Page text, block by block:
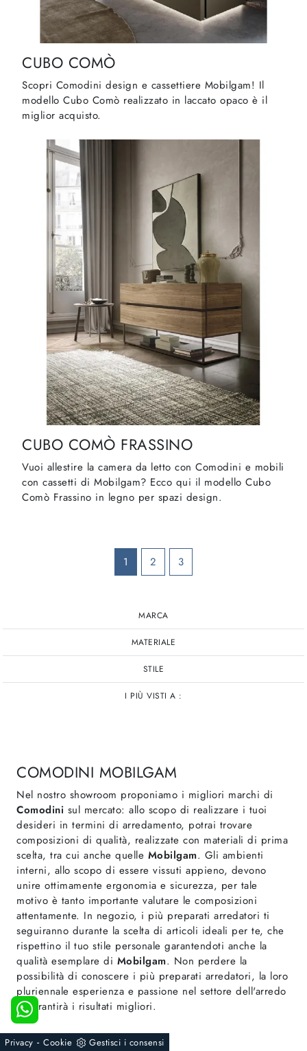
MARCA
MATERIALE
STILE
I PIÙ VISTI A :
CUBO COMÒ
Scopri Comodini design e cassettiere Mobilgam! Il
modello Cubo Comò realizzato in laccato opaco è il
miglior acquisto.
CUBO COMÒ FRASSINO
Vuoi allestire la camera da letto con Comodini e mobili
con cassetti di Mobilgam? Ecco qui il modello Cubo
Comò Frassino in legno per spazi design.
1 2 3
COMODINI MOBILGAM
Nel nostro showroom proponiamo i migliori marchi di
Comodini sul mercato: allo scopo di realizzare i tuoi
desideri in termini di arredamento, potrai trovare
composizioni di qualità, realizzate con materiali di prima
scelta, tra cui anche quelle Mobilgam. Gli ambienti
interni, allo scopo di essere vissuti appieno, devono
unire ottimamente ergonomia e sicurezza, per tale
motivo è tanto importante valutare le composizioni
attentamente. In negozio, i più preparati arredatori ti
seguiranno durante la scelta di articoli ideali per te, che
rispettino il tuo stile personale garantendoti anche la
qualità esemplare di Mobilgam. Non perdere la
possibilità di conoscere i più preparati arredatori, la loro
pluriennale esperienza e passione nel settore dell'arredo
ti garantirà i risultati migliori.
Privacy - Cookie Gestisci i consensi